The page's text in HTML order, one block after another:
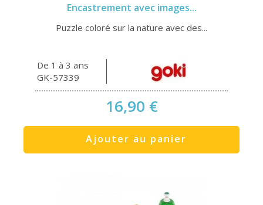
Encastrement avec images...
Puzzle coloré sur la nature avec des...
De 1 à 3 ans
GK-57339
16,90 €
Ajouter au panier